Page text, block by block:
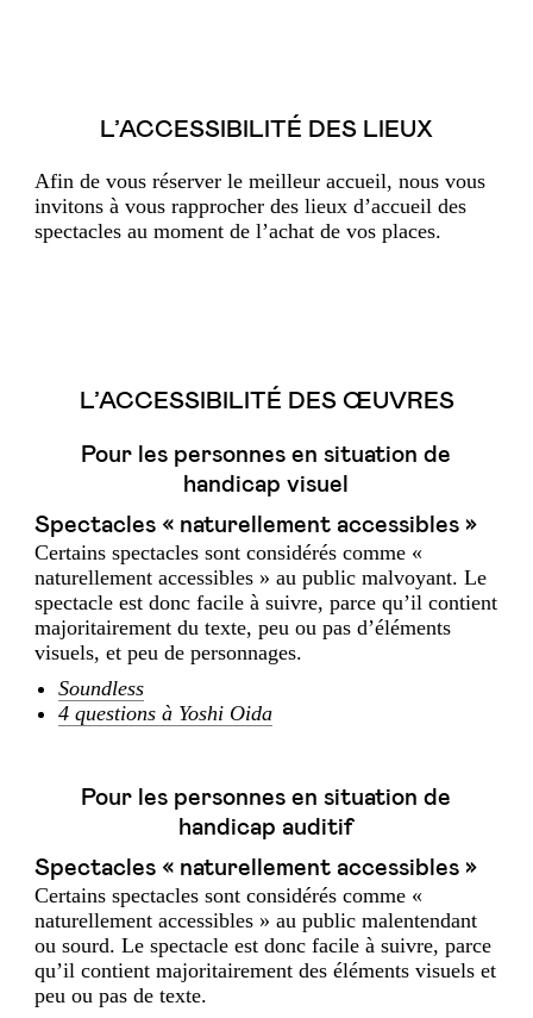
L’ACCESSIBILITÉ DES LIEUX
Afin de vous réserver le meilleur accueil, nous vous
invitons à vous rapprocher des lieux d’accueil des
spectacles au moment de l’achat de vos places.
L’ACCESSIBILITÉ DES ŒUVRES
Pour les personnes en situation de
handicap visuel
Spectacles « naturellement accessibles »
Certains spectacles sont considérés comme «
naturellement accessibles » au public malvoyant. Le
spectacle est donc facile à suivre, parce qu’il contient
majoritairement du texte, peu ou pas d’éléments
visuels, et peu de personnages.
Soundless
4 questions à Yoshi Oida
Pour les personnes en situation de
handicap auditif
Spectacles « naturellement accessibles »
Certains spectacles sont considérés comme «
naturellement accessibles » au public malentendant
ou sourd. Le spectacle est donc facile à suivre, parce
qu’il contient majoritairement des éléments visuels et
peu ou pas de texte.